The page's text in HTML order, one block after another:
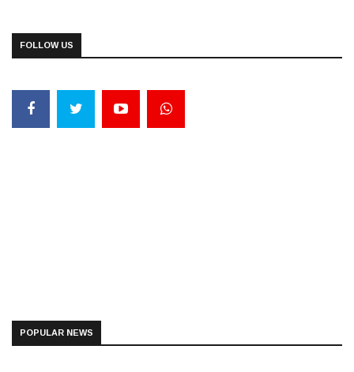
FOLLOW US
POPULAR NEWS